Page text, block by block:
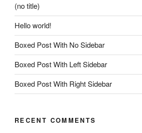
(no title)
Hello world!
Boxed Post With No Sidebar
Boxed Post With Left Sidebar
Boxed Post With Right Sidebar
RECENT COMMENTS